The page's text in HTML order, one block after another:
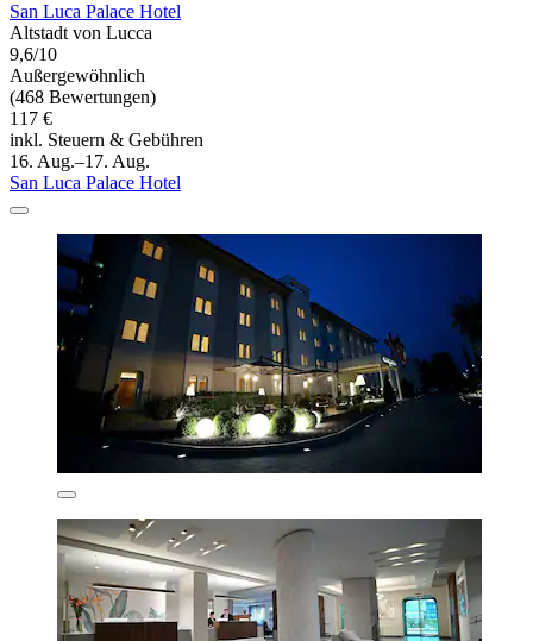
San Luca Palace Hotel
Altstadt von Lucca
9,6/10
Außergewöhnlich
(468 Bewertungen)
117 €
inkl. Steuern & Gebühren
16. Aug.–17. Aug.
San Luca Palace Hotel